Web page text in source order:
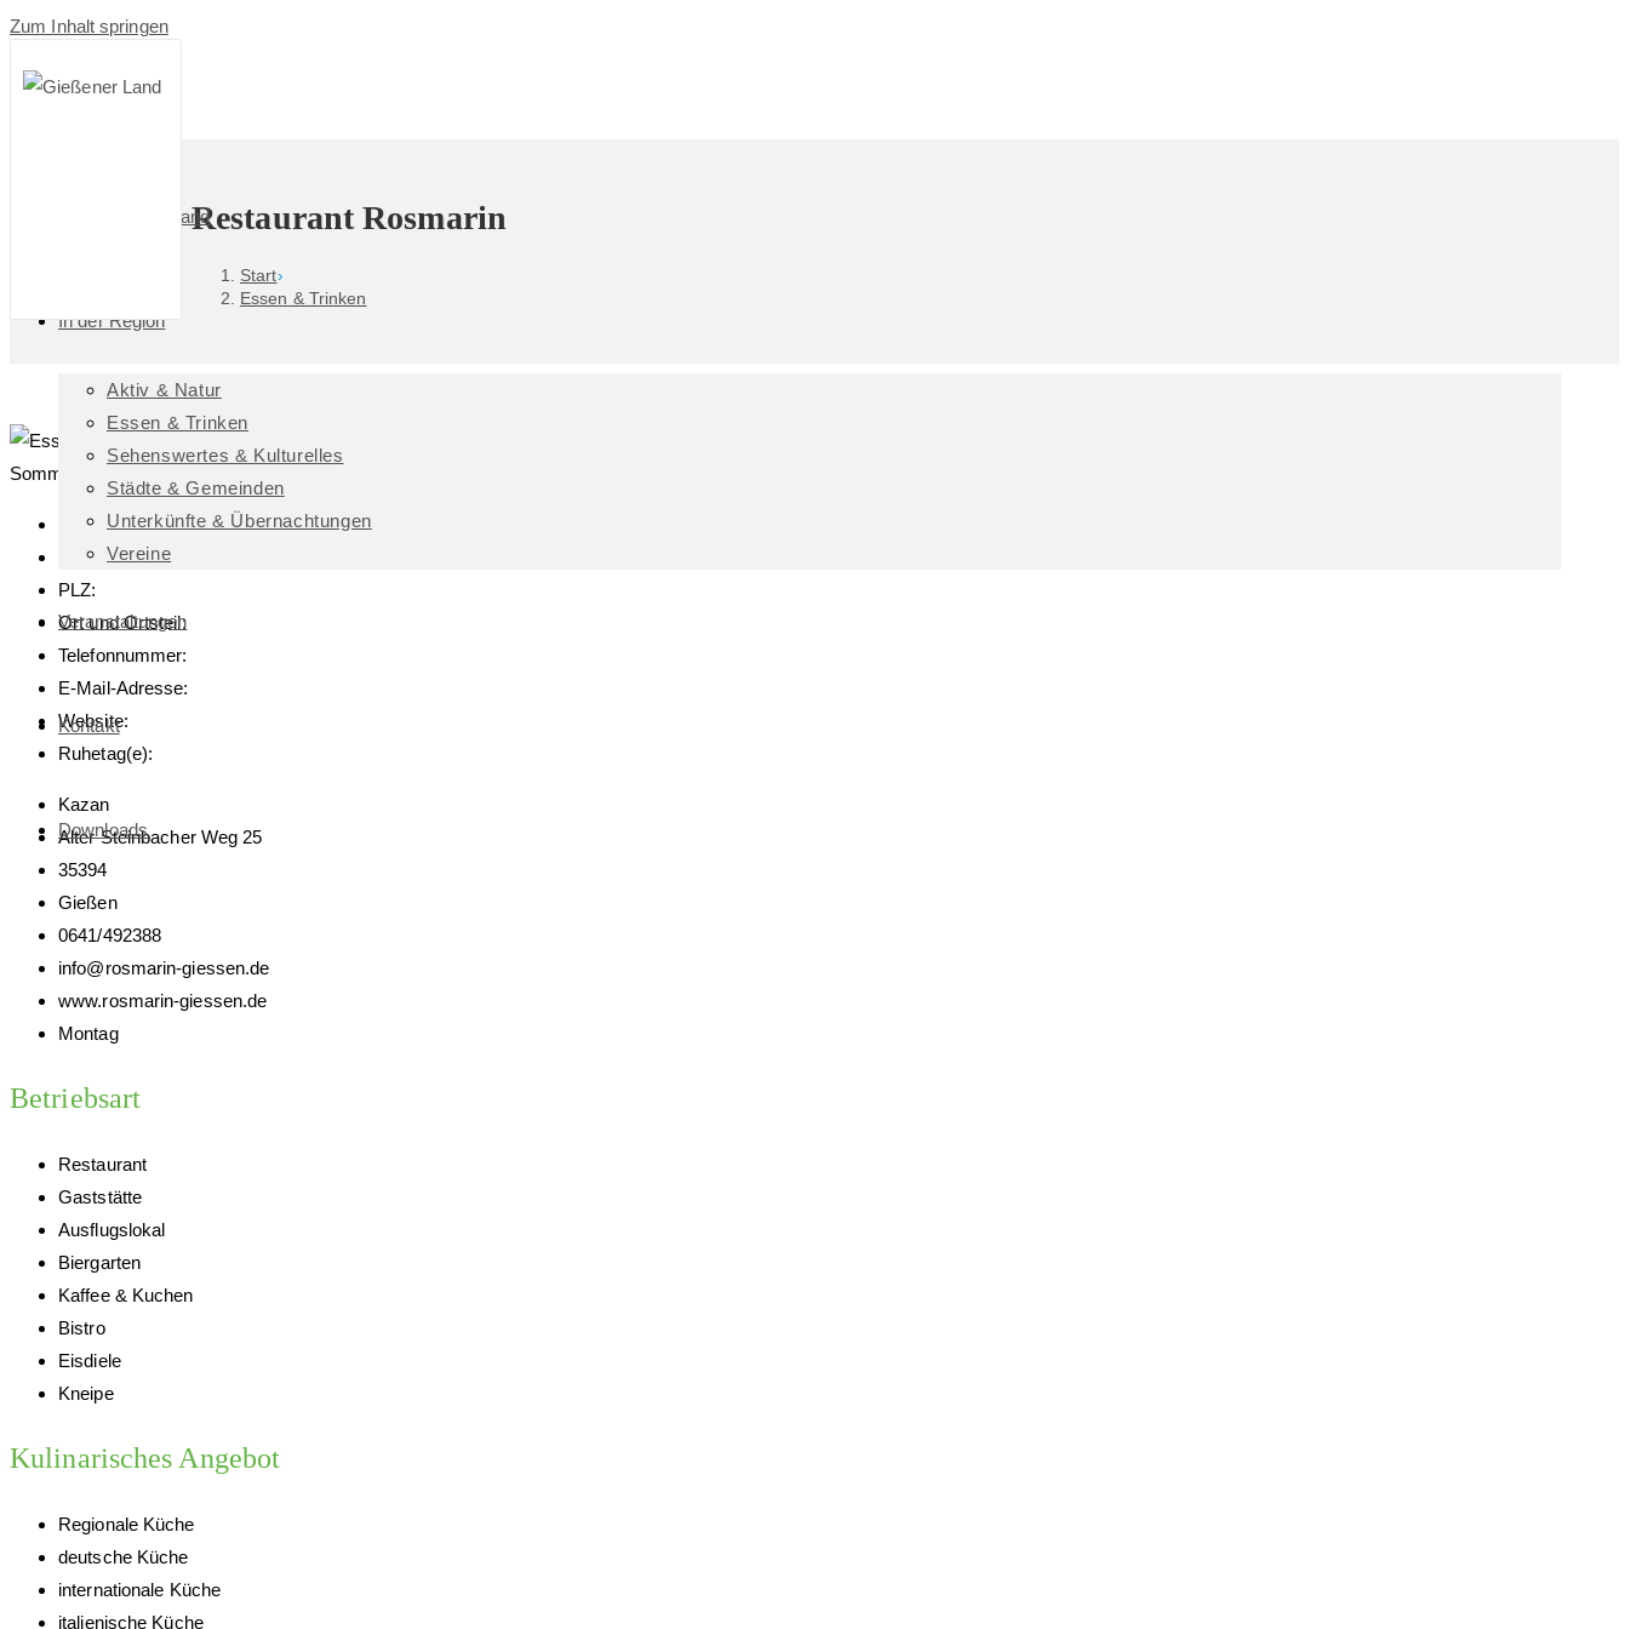
Zum Inhalt springen
Das GießenerLand
In der Region
Aktiv & Natur
Essen & Trinken
Sehenswertes & Kulturelles
Städte & Gemeinden
Unterkünfte & Übernachtungen
Vereine
Veranstaltungen
Kontakt
Downloads
Restaurant Rosmarin
Start›
Essen & Trinken
Geschäftsführung/Inhaber:in:
Straße, Haus-Nr.:
PLZ:
Ort und Ortsteil:
Telefonnummer:
E-Mail-Adresse:
Website:
Ruhetag(e):
Kazan
Alter Steinbacher Weg 25
35394
Gießen
0641/492388
info@rosmarin-giessen.de
www.rosmarin-giessen.de
Montag
Betriebsart
Restaurant
Gaststätte
Ausflugslokal
Biergarten
Kaffee & Kuchen
Bistro
Eisdiele
Kneipe
Kulinarisches Angebot
Regionale Küche
deutsche Küche
internationale Küche
italienische Küche